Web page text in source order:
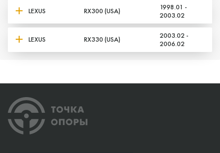
LEXUS RX300 (USA)
1998.01 -
2003.02
LEXUS RX330 (USA)
2003.02 -
2006.02